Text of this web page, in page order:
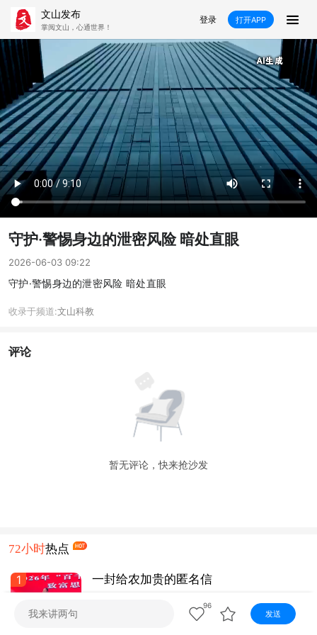
文山发布
掌阅文山，心通世界！
登录 打开APP
新闻
飞卡阅读 推荐 政声 好在文山
媒体看文山 直播 时事 专题
康养 社会 科教 经济
民族 商务
文山市 砚山县 西畴县
马关县 丘北县
视听
视频快刷
守护·警惕身边的泄密风险 暗处直眼
2026-06-03 09:22
守护·警惕身边的泄密风险 暗处直眼
收录于频道:文山科教
评论
暂无评论，快来抢沙发
72小时热点
1 一封给农加贵的匿名信
1.1 万 阅读
96
发送